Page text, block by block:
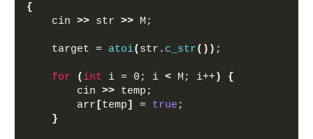
{
    cin
>> str >> M;
    target =
atoi( str. c_str()) ;
for ( int i = 0; i < M; i++)
{
        cin
>> temp;
        arr
[temp] = true ;
}